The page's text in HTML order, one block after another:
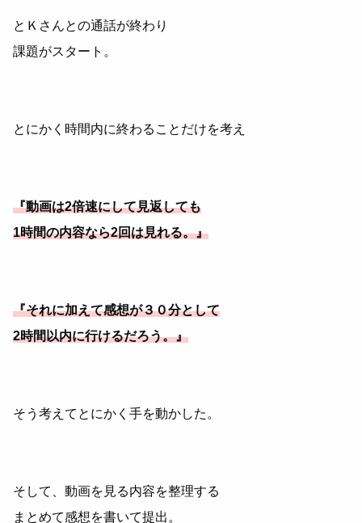
とＫさんとの通話が終わり
課題がスタート。
とにかく時間内に終わることだけを考え
『動画は2倍速にして見返しても
1時間の内容なら2回は見れる。』
『それに加えて感想が３０分として
2時間以内に行けるだろう。』
そう考えてとにかく手を動かした。
そして、動画を見る内容を整理する
まとめて感想を書いて提出。